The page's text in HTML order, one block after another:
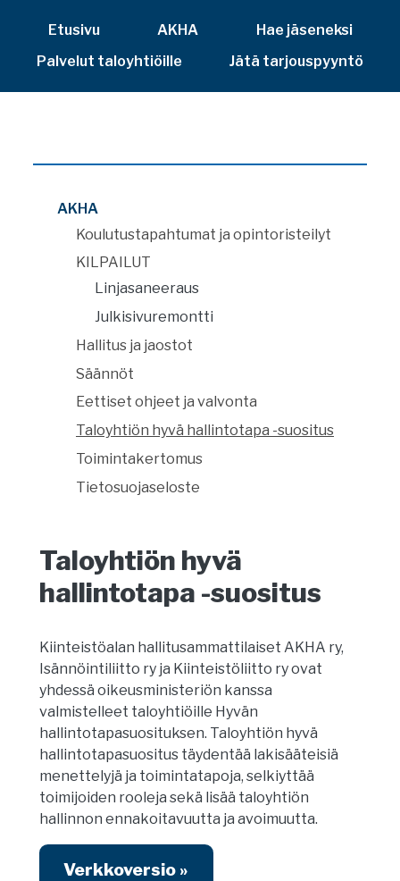
Etusivu AKHA
Hae jäseneksi
Palvelut taloyhtiöille
Jätä tarjouspyyntö
AKHA
Koulutustapahtumat ja opintoristeilyt
KILPAILUT
Linjasaneeraus
Julkisivuremontti
Hallitus ja jaostot
Säännöt
Eettiset ohjeet ja valvonta
Taloyhtiön hyvä hallintotapa -suositus
Toimintakertomus
Tietosuojaseloste
Taloyhtiön hyvä
hallintotapa -suositus
Kiinteistöalan hallitusammattilaiset AKHA ry,
Isännöintiliitto ry ja Kiinteistöliitto ry ovat
yhdessä oikeusministeriön kanssa
valmistelleet taloyhtiöille Hyvän
hallintotapasuosituksen. Taloyhtiön hyvä
hallintotapasuositus täydentää lakisääteisiä
menettelyjä ja toimintatapoja, selkiyttää
toimijoiden rooleja sekä lisää taloyhtiön
hallinnon ennakoitavuutta ja avoimuutta.
Verkkoversio »